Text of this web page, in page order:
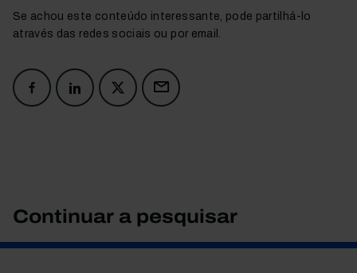
Se achou este conteúdo interessante, pode partilhá-lo
através das redes sociais ou por email.
Continuar a pesquisar